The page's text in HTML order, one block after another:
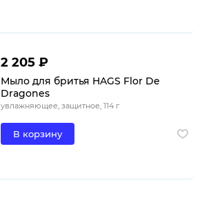
2 205 ₽
Мыло для бритья HAGS Flor De
Dragones
увлажняющее, защитное, 114 г
В корзину